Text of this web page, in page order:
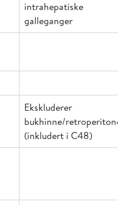
intrahepatiske
galleganger
Ekskluderer
bukhinne/
(inkludert i C48)